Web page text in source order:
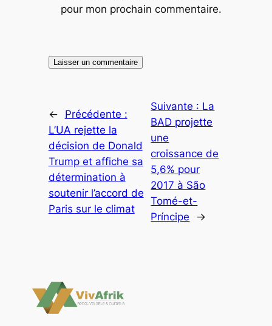
pour mon prochain commentaire.
←
Précédente :
L’UA rejette la
décision de Donald
Trump et affiche sa
détermination à
soutenir l’accord de
Paris sur le climat
Suivante : La
BAD projette
une
croissance de
5,6% pour
2017 à São
Tomé-et-
Príncipe
→